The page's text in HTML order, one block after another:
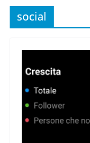
social